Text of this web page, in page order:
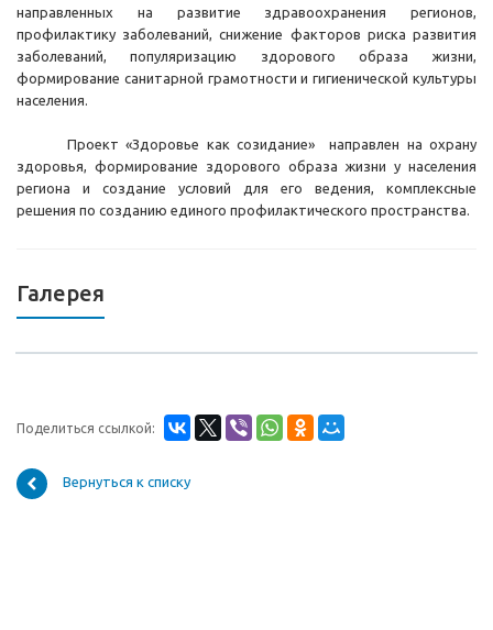
направленных на развитие здравоохранения регионов,
профилактику заболеваний, снижение факторов риска развития
заболеваний, популяризацию здорового образа жизни,
формирование санитарной грамотности и гигиенической культуры
населения.
Проект «Здоровье как созидание» направлен на охрану
здоровья, формирование здорового образа жизни у населения
региона и создание условий для его ведения, комплексные
решения по созданию единого профилактического пространства.
Галерея
Поделиться ссылкой:
Вернуться к списку